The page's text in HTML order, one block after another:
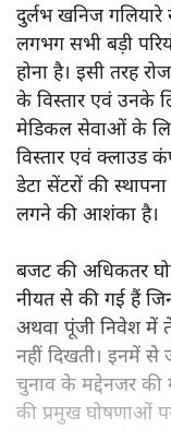
दुर्लभ खनिज
लगभग सभी बड़ी
होना है। इसी तरह
के विस्तार एवं उनके
मेडिकल सेवाओं के
विस्तार एवं क्लाउड
डेटा सेंटरों की
लगने की आशंका है।
बजट की अधिकतर
नीयत से की गई हैं
अथवा पूंजी निवेश में
नहीं दिखती। इनमें
चुनाव के मद्देनजर की
की प्रमुख घोषणाओं पर